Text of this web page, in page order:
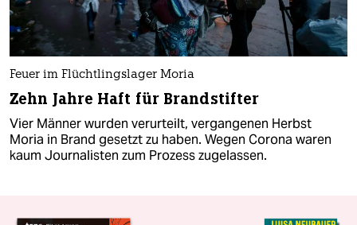
Feuer im Flüchtlingslager Moria
Zehn Jahre Haft für Brandstifter
Vier Männer wurden verurteilt, vergangenen Herbst
Moria in Brand gesetzt zu haben. Wegen Corona waren
kaum Journalisten zum Prozess zugelassen.